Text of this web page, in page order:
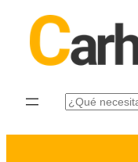
Saltar
contenido
Buscar